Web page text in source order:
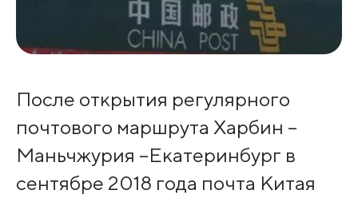
После открытия регулярного
почтового маршрута Харбин –
Маньчжурия –Екатеринбург в
сентябре 2018 года почта Китая